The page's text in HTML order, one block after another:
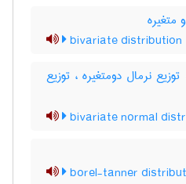
متغیره
bivariate distribution
نرمال دومتغیره ، توزیع
bivariate normal
borel-tanner